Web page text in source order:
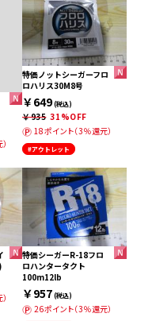
特価ノットシーガーフロ
ロハリス30M8号
￥649(税込)
￥935 31%OFF
18ポイント（3％還元）
#アウトレット
特価シーガーR-18フロ
ロハンタータクト
100m12lb
￥957(税込)
26ポイント（3％還元）